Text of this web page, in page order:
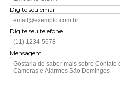
Digite seu email
Digite seu telefone
Mensagem